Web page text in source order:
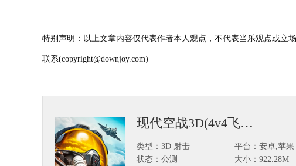
特别声明：以上文章内容仅代表作者本人观点，不代表当乐观点或立
联系(copyright@downjoy.com)
现代空战3D(4v4飞行模拟)
类型：3D 射击
平台：安卓,苹果
状态：公测
大小：922.28M